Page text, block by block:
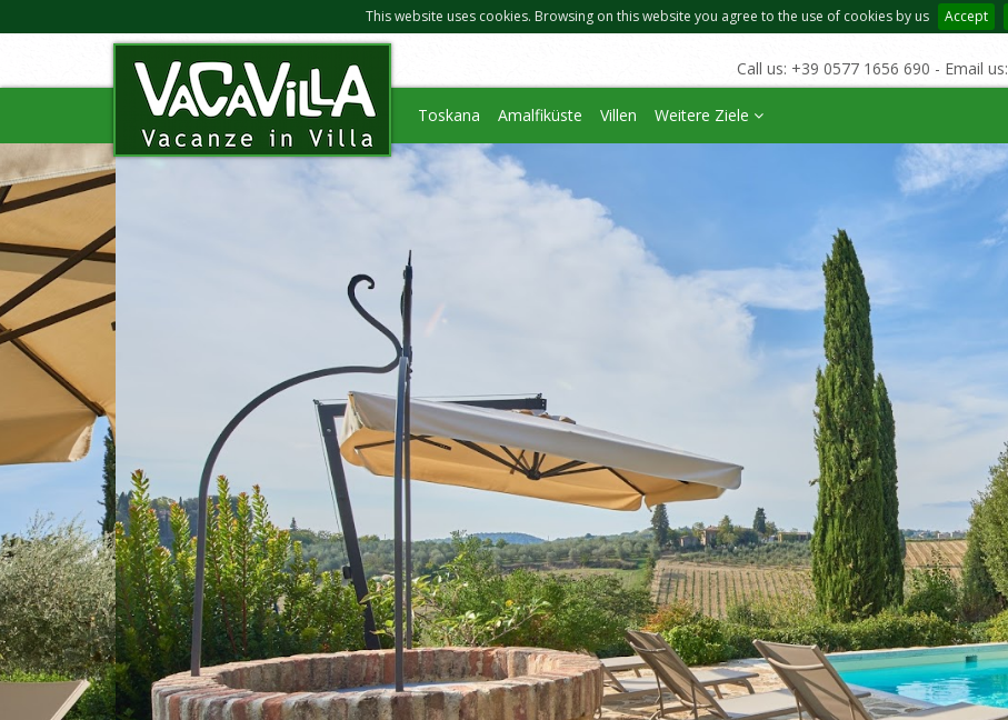
This website uses cookies. Browsing on this website you agree to the use of cookies by us Accept
Call us: +39 0577 1656 690 - Email us:
Toskana Amalfiküste Villen Weitere Ziele